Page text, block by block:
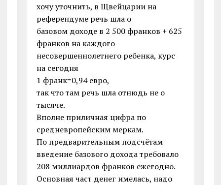
хочу уточнить, в Щвейцарии на
референдуме речь шла о
базовом доходе в 2 500 франков + 625
франков на каждого
несовершеннолетнего ребенка, курс
на сегодня
1 франк=0,94 евро,
так что там речь шла отнюдь не о
тысяче.
Вполне приличная цифра по
средневропейским меркам.
По предварительным подсчётам
введение базового дохода требовало
208 миллиардов франков ежегодно.
Основная част денег имелась, надо